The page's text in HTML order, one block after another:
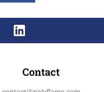
Contact